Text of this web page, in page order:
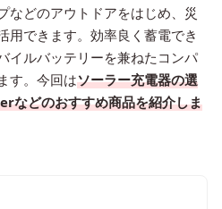
などのアウトドアをはじめ、災
用できます。効率良く蓄電でき
イルバッテリーを兼ねたコンパ
す。今回はソーラー充電器の選
などのおすすめ商品を紹介しま